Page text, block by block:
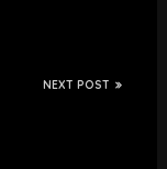
NEXT POST